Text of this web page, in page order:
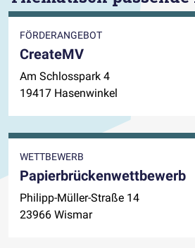
FÖRDERANGEBOT
CreateMV
Am Schlosspark 4
19417 Hasenwinkel
WETTBEWERB
Papierbrückenwettbewerb
Philipp-Müller-Straße 14
23966 Wismar